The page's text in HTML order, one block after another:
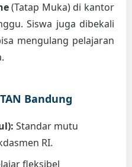
(Tatap Muka) di kantor
Siswa juga dibekali
mengulang pelajaran
Bandung
Standar mutu
RI.
fleksibel